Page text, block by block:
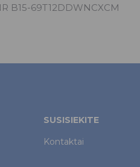
B15-69T12DDWNCXCM
SUSISIEKITE
Kontaktai